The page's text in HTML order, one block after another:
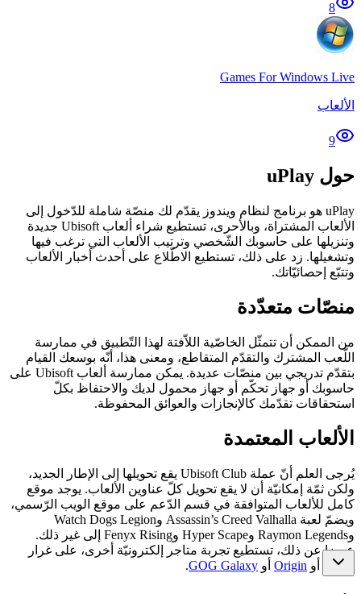
8
Games For Windows Live
الألعاب
9
حول uPlay
uPlay هو برنامج لنظام ويندوز يقدّم لك منصّة شاملة للدّخول إلى
الألعاب المشتراة، وبالأحرى، تستطيع شراء ألعاب Ubisoft جديدة
وتنزيلها على حاسوبك الشّخصي وترتيب الألعاب التي ترغب فيها
وتشغيلها. زد على ذلك، تستطيع الاطّلاع على أحدث أخبار الألعاب
وتتبّع إحصائيّاتك.
منصّات متعدّدة
من الممكن أن تتمثّل الخاصّية اللاّفتة لهذا التّطبيق في ممارسة
اللّعب المشترك والتقدّم المتقاطع، ومعنى هذا، أنّه بوسعك القيام
بتقدّم تدريجي بين منصّات عديدة. يمكن ممارسة ألعاب Ubisoft على
حاسوبك أو جهاز تحكّم أو جهاز محمول لديك والاحتفاظ بكلّ
استحقاقات تقدّمك كالإنجازات والعوائق المحفوظة.
الألعاب المعتمدة
يُرجى العلم أنّ عملة Ubisoft Club يقع تحويلها إلى الإطار الجديد،
ولكن ثمّة إمكانيّة أن لا يقع تحويل كلّ عناوين الألعاب. يوجد موقع
كامل للألعاب المتوافقة في قسم الدّعم على موقع الويب الرّسمي،
ويضمّ لعبة Assassin’s Creed Valhalla وWatch Dogs Legion
وRaymon Legends وHyper Scape وFenyx Rising إلى غير ذلك.
عوضا عن ذلك، تستطيع تجربة متاجر إلكترونيّة أخرى، على غرار
Steam
أو Origin أو GOG Galaxy
.